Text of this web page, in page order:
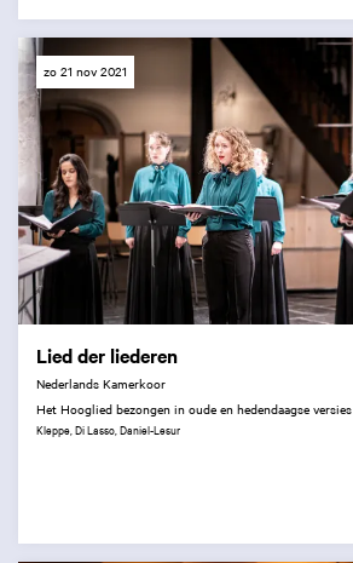
Lied der liederen
Nederlands Kamerkoor
Het Hooglied bezongen in oude en hedendaagse versies
Kleppe, Di Lasso, Daniel-Lesur
zo 21 nov 2021